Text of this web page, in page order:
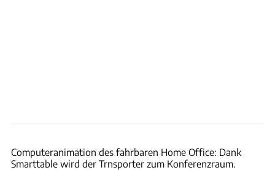
Computeranimation des fahrbaren Home Office: Dank
Smarttable wird der Trnsporter zum Konferenzraum.